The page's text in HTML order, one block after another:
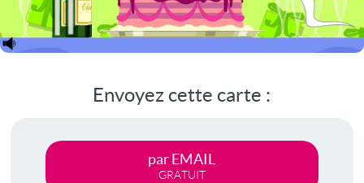
Envoyez cette carte :
par EMAIL
GRATUIT